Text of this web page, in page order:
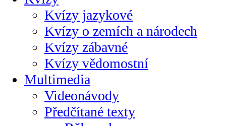
Kvízy jazykové
Kvízy o zemích a národech
Kvízy zábavné
Kvízy vědomostní
Multimedia
Videonávody
Předčítané texty